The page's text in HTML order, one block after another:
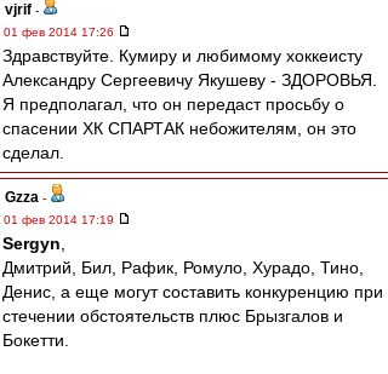
vjrif -
01 фев 2014 17:26
Здравствуйте. Кумиру и любимому хоккеисту
Александру Сергеевичу Якушеву - ЗДОРОВЬЯ.
Я предполагал, что он передаст просьбу о
спасении ХК СПАРТАК небожителям, он это
сделал.
Gzza -
01 фев 2014 17:19
Sergyn
Дмитрий, Бил, Рафик, Ромуло, Хурадо, Тино,
Денис, а еще могут составить конкуренцию при
стечении обстоятельств плюс Брызгалов и
Бокетти.